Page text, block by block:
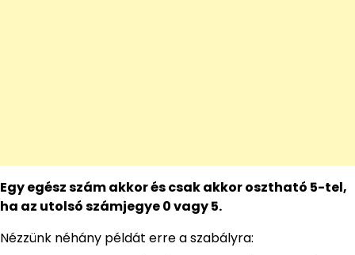
Egy egész szám akkor és csak akkor osztható 5-tel,
ha az utolsó számjegye 0 vagy 5.
Nézzünk néhány példát erre a szabályra: